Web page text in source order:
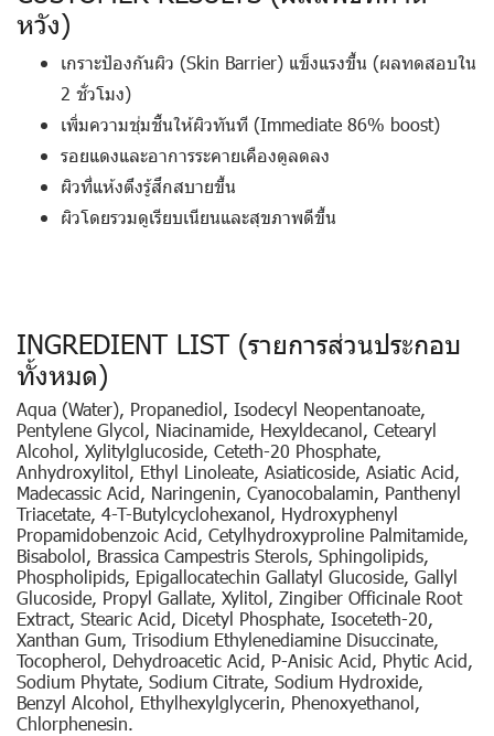
หวัง)
เกราะป้องกันผิว (Skin Barrier) แข็งแรงขึ้น (ผลทดสอบใน
2 ชั่วโมง)
เพิ่มความชุ่มชื้นให้ผิวทันที (Immediate 86% boost)
รอยแดงและอาการระคายเคืองดูลดลง
ผิวที่แห้งตึงรู้สึกสบายขึ้น
ผิวโดยรวมดูเรียบเนียนและสุขภาพดีขึ้น
INGREDIENT LIST (รายการส่วนประกอบ
ทั้งหมด)
Aqua (Water), Propanediol, Isodecyl Neopentanoate,
Pentylene Glycol, Niacinamide, Hexyldecanol, Cetearyl
Alcohol, Xylitylglucoside, Ceteth-20 Phosphate,
Anhydroxylitol, Ethyl Linoleate, Asiaticoside, Asiatic Acid,
Madecassic Acid, Naringenin, Cyanocobalamin, Panthenyl
Triacetate, 4-T-Butylcyclohexanol, Hydroxyphenyl
Propamidobenzoic Acid, Cetylhydroxyproline Palmitamide,
Bisabolol, Brassica Campestris Sterols, Sphingolipids,
Phospholipids, Epigallocatechin Gallatyl Glucoside, Gallyl
Glucoside, Propyl Gallate, Xylitol, Zingiber Officinale Root
Extract, Stearic Acid, Dicetyl Phosphate, Isoceteth-20,
Xanthan Gum, Trisodium Ethylenediamine Disuccinate,
Tocopherol, Dehydroacetic Acid, P-Anisic Acid, Phytic Acid,
Sodium Phytate, Sodium Citrate, Sodium Hydroxide,
Benzyl Alcohol, Ethylhexylglycerin, Phenoxyethanol,
Chlorphenesin.